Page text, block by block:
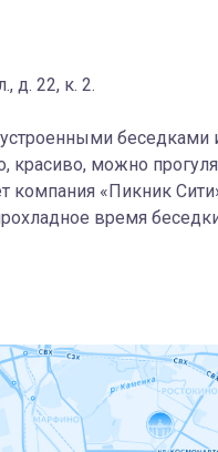
д. 22, к. 2.
беседками
можно
компания «Пикник
время